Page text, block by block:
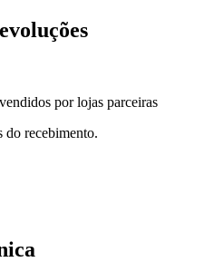
por lojas parceiras
do recebimento.